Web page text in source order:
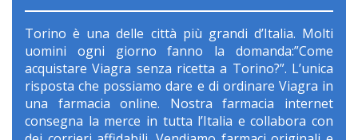
Torino è una delle città più grandi d’Italia. Molti
uomini ogni giorno fanno la domanda:”Come
acquistare Viagra senza ricetta a Torino?”. L’unica
risposta che possiamo dare e di ordinare Viagra in
una farmacia online. Nostra farmacia internet
consegna la merce in tutta l’Italia e collabora con